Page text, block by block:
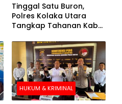
Tinggal Satu Buron,
Polres Kolaka Utara
Tangkap Tahanan Kabur
Pengejaran
HUKUM & KRIMINAL